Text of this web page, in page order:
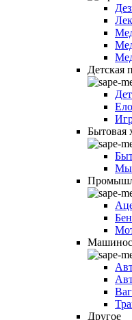
Детская
Бытовая
Другое